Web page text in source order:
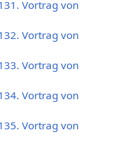
Vortrag von
Vortrag von
Vortrag von
Vortrag von
Vortrag von